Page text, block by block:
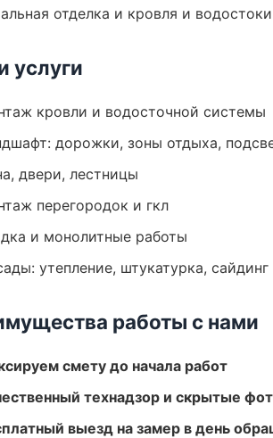
отделка и кровля и
услуги
кровли и водосточной системы
дорожки, зоны отдыха,
двери, лестницы
перегородок и гкл
и монолитные работы
утепление, штукатурка, сайдинг
работы с нами
смету до начала работ
технадзор и скрытые
выезд на замер в день